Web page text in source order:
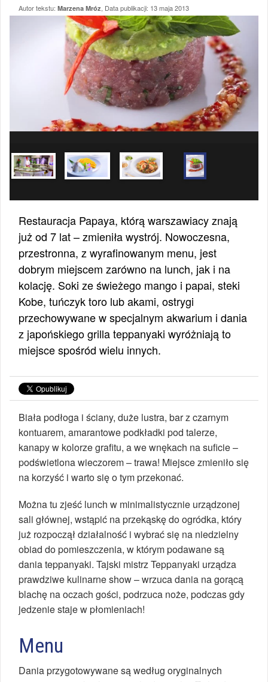
Autor tekstu: Marzena Mróz , Data publikacji: 13 maja 2013
Restauracja Papaya, którą warszawiacy znają
już od 7 lat – zmieniła wystrój. Nowoczesna,
przestronna, z wyrafinowanym menu, jest
dobrym miejscem zarówno na lunch, jak i na
kolację. Soki ze świeżego mango i papai, steki
Kobe, tuńczyk toro lub akami, ostrygi
przechowywane w specjalnym akwarium i dania
z japońskiego grilla teppanyaki wyróżniają to
miejsce spośród wielu innych.
Biała podłoga i ściany, duże lustra, bar z czarnym
kontuarem, amarantowe podkładki pod talerze,
kanapy w kolorze grafitu, a we wnękach na suficie –
podświetlona wieczorem – trawa! Miejsce zmieniło się
na korzyść i warto się o tym przekonać.
Można tu zjeść lunch w minimalistycznie urządzonej
sali głównej, wstąpić na przekąskę do ogródka, który
już rozpoczął działalność i wybrać się na niedzielny
obiad do pomieszczenia, w którym podawane są
dania teppanyaki. Tajski mistrz Teppanyaki urządza
prawdziwe kulinarne show – wrzuca dania na gorącą
blachę na oczach gości, podrzuca noże, podczas gdy
jedzenie staje w płomieniach!
Menu
Dania przygotowywane są według oryginalnych